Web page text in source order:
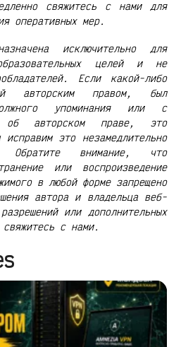
свяжитесь с нами для
оперативных мер.
исключительно для
целей и не
Если какой-либо
авторским правом, был
упоминания или с
об авторском праве, это
это незамедлительно
Обратите внимание, что
или воспроизведение
в любой форме запрещено
автора и владельца веб-
или дополнительных
с нами.